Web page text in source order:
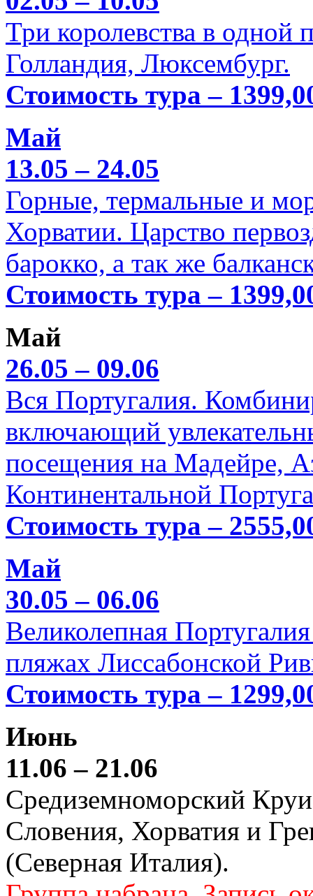
Три королевства в одной
Голландия, Люксембург.
Стоимость тура –
Май
13.05 – 24.05
Горные, термальные и
Хорватии. Царство
барокко, а так же
Стоимость тура –
Май
26.05 – 09.06
Вся Португалия.
включающий
посещения на Мадейре,
Континентальной
Стоимость тура –
Май
30.05 – 06.06
Великолепная
пляжах Лиссабонской
Стоимость тура –
Июнь
11.06 – 21.06
Средиземноморский
Словения, Хорватия и
(Северная Италия).